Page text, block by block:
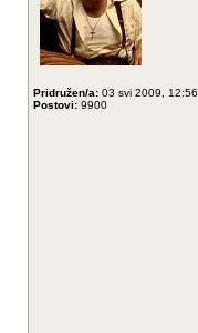
Pridružen/a: 03 svi 2009, 12:56
Postovi: 9900